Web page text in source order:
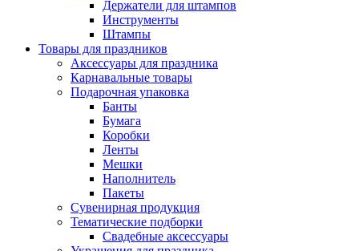
Держатели для штампов
Инструменты
Штампы
Товары для праздников
Аксессуары для праздника
Карнавальные товары
Подарочная упаковка
Банты
Бумага
Коробки
Ленты
Мешки
Наполнитель
Пакеты
Сувенирная продукция
Тематические подборки
Свадебные аксессуары